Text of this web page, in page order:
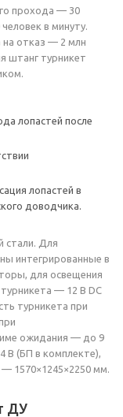
прохода — 30
в минуту.
отказ — 2 млн
штанг турникет
лопастей после
лопастей в
доводчика.
стали. Для
интегрированные в
для освещения
— 12 В DC
турникета при
ожидания — до 9
В (БП в комплекте),
1570×1245×2250 мм.
ДУ